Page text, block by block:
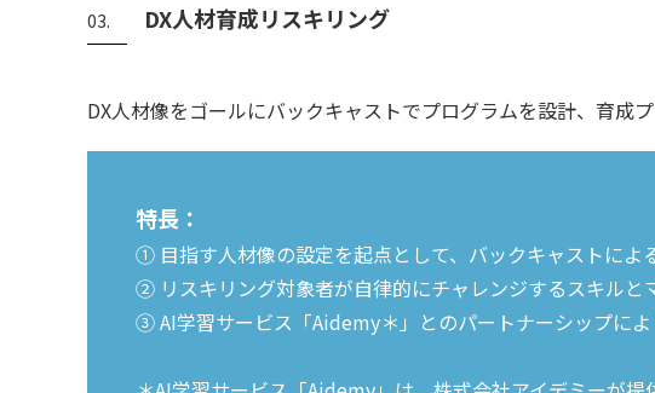
03. DX人材育成リスキリング
DX人材像をゴールにバックキャストでプログラムを設計、育成
特長：
① 目指す人材像の設定を起点として、バックキャストによ
② リスキリング対象者が自律的にチャレンジするスキルと
③ AI学習サービス「Aidemy＊」とのパートナーシップに